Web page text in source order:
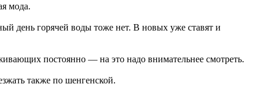
мода.
день горячей воды тоже нет. В новых уже ставят и
постоянно — на это надо внимательнее смотреть.
также по шенгенской.